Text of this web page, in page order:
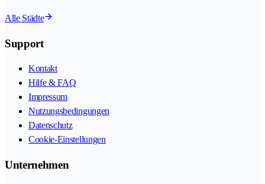
Alle Städte
Support
Kontakt
Hilfe & FAQ
Impressum
Nutzungsbedingungen
Datenschutz
Cookie-Einstellungen
Unternehmen